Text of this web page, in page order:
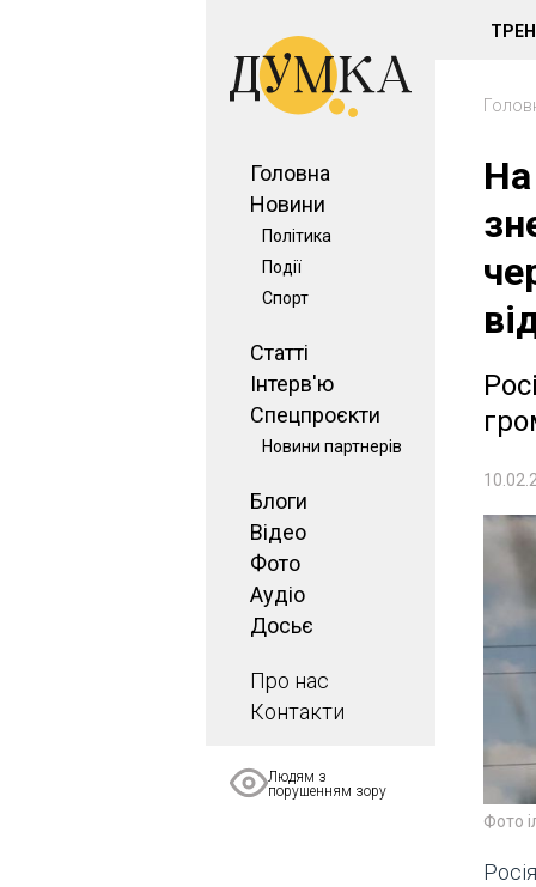
Головна
Новини
Політика
Події
Спорт
Статті
Інтерв'ю
Спецпроєкти
Новини партнерів
Блоги
Відео
Фото
Аудіо
Досьє
Про нас
Контакти
Людям з
порушенням зору
Фото